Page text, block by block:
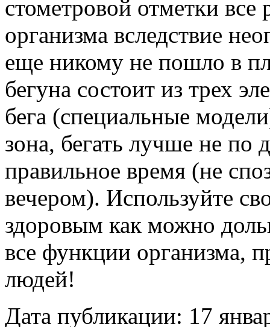
стометровой отметки все
организма вследствие
еще никому не пошло в
бегуна состоит из трех
бега (специальные
зона, бегать лучше не по
правильное время (не
вечером). Используйте
здоровым как можно
все функции организма,
людей!
Дата публикации: 17